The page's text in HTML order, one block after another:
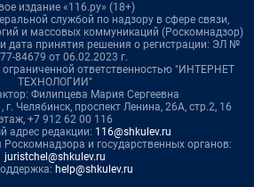
издание «116.ру» (18+)
службой по надзору в сфере связи,
и массовых коммуникаций (Роскомнадзор)
дата принятия решения о регистрации: ЭЛ №
84679 от 06.02.2023 г.
ответственностью "ИНТЕРНЕТ
ТЕХНОЛОГИИ"
Филипцева Мария Сергеевна
Челябинск, проспект Ленина, 26А, стр.2, 16
+7 912 62 00 116
адрес редакции: 116@shkulev.ru
и государственных органов:
juristchel@shkulev.ru
help@shkulev.ru